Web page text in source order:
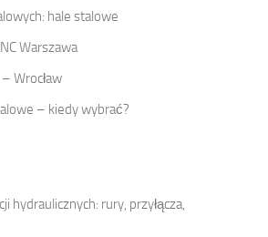
hale stalowe
Warszawa
Wrocław
– kiedy wybrać?
hydraulicznych: rury, przyłącza,